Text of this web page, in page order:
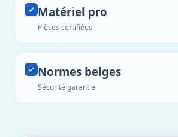
Matériel pro
Pièces certifiées
Normes belges
Sécurité garantie